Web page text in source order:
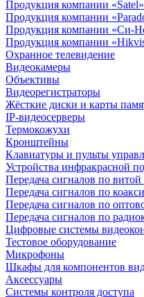
Продукция компании «Satel»
Продукция компании
Продукция компании «Си-
Продукция компании
Охранное телевидение
Видеокамеры
Объективы
Видеорегистраторы
Жёсткие диски и карты
IP-видеосерверы
Термокожухи
Кронштейны
Клавиатуры и пульты
Устройства инфракрасной
Передача сигналов по витой
Передача сигналов по
Передача сигналов по
Передача сигналов по
Цифровые системы
Тестовое оборудование
Микрофоны
Шкафы для компонентов
Аксессуары
Системы контроля доступа